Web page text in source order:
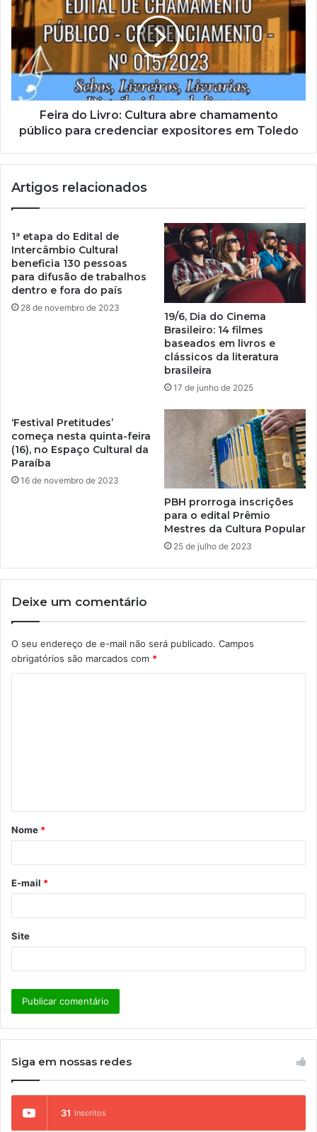
m
a
l
Feira do Livro: Cultura abre chamamento
público para credenciar expositores em Toledo
Artigos relacionados
1ª etapa do Edital de
Intercâmbio Cultural
beneficia 130 pessoas
para difusão de trabalhos
dentro e fora do país
28 de novembro de 2023
19/6, Dia do Cinema
Brasileiro: 14 filmes
baseados em livros e
clássicos da literatura
brasileira
17 de junho de 2025
‘Festival Pretitudes’
começa nesta quinta-feira
(16), no Espaço Cultural da
Paraíba
16 de novembro de 2023
PBH prorroga inscrições
para o edital Prêmio
Mestres da Cultura Popular
25 de julho de 2023
Deixe um comentário
O seu endereço de e-mail não será publicado. Campos
obrigatórios são marcados com *
á
r
*
Nome *
E-mail *
Site
Siga em nossas redes
31 Inscritos